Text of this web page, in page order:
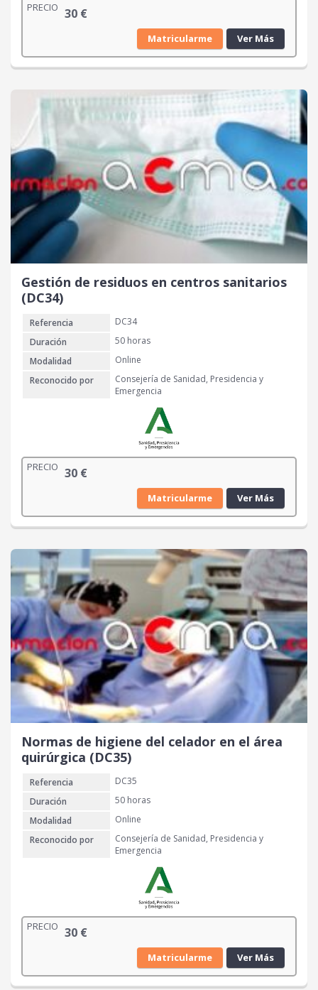
PRECIO 30 €
Matricularme Ver Más
Gestión de residuos en centros sanitarios
(DC34)
Referencia
DC34
Duración
50 horas
Modalidad
Online
Reconocido por
Consejería de Sanidad, Presidencia y
Emergencia
PRECIO 30 €
Matricularme Ver Más
Normas de higiene del celador en el área
quirúrgica (DC35)
Referencia
DC35
Duración
50 horas
Modalidad
Online
Reconocido por
Consejería de Sanidad, Presidencia y
Emergencia
PRECIO 30 €
Matricularme Ver Más